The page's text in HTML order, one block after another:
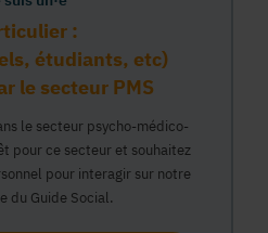
:
étudiants, etc)
le secteur PMS
le secteur psycho-médico-
pour ce secteur et souhaitez
pour interagir sur notre
du Guide Social.